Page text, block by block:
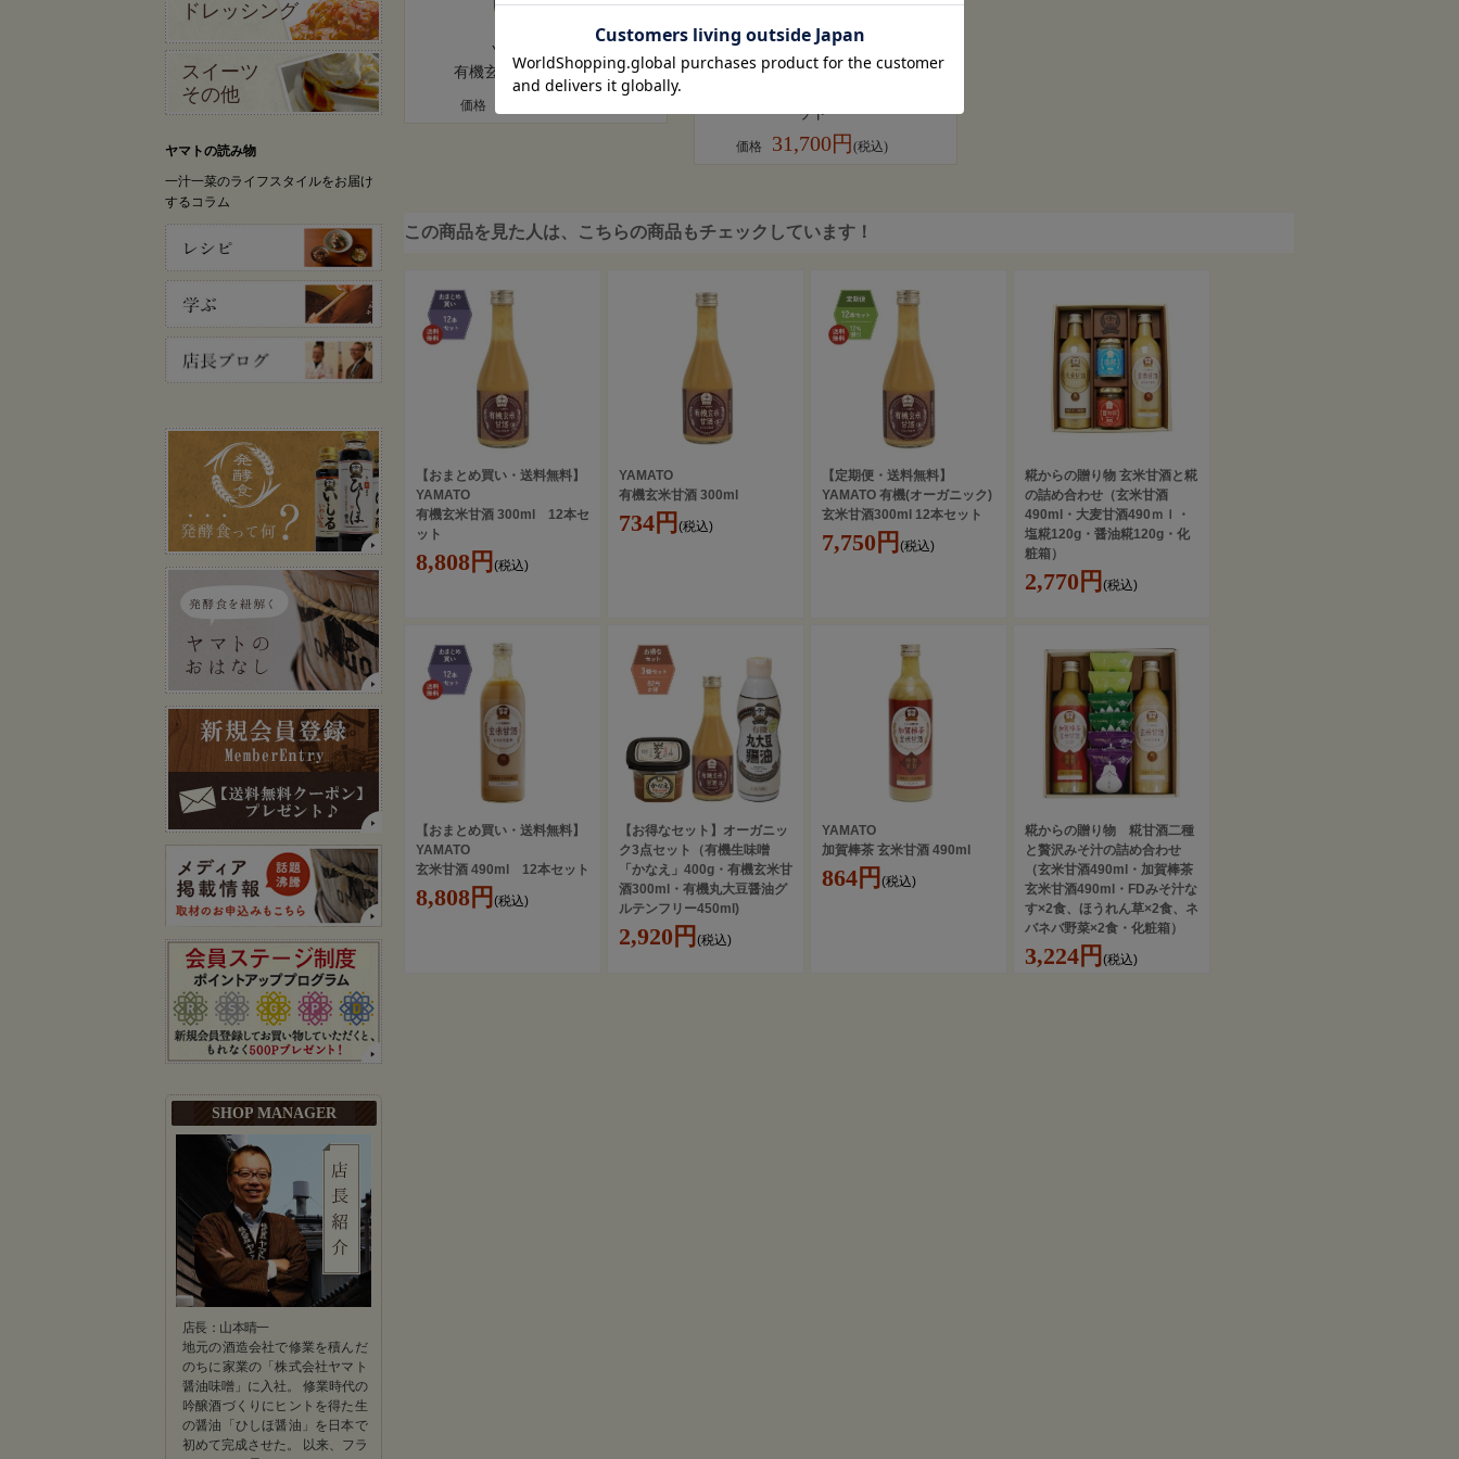
ドレッシング
スイーツ
その他
ヤマトの読み物
一汁一菜のライフスタイルをお届け
するコラム
SHOP MANAGER
店長：山本晴一
地元の酒造会社で修業を積んだ
のちに家業の「株式会社ヤマト
醤油味噌」に入社。 修業時代の
吟醸酒づくりにヒントを得た生
の醤油「ひしほ醤油」を日本で
初めて完成させた。 以来、フラ
YAMATO
有機玄米甘酒 300ml
価格
【おまとめ買い・送料無料】
YAMATO
ット
価格 31,700円 (税込)
この商品を見た人は、こちらの商品もチェックしています！
【おまとめ買い・送料無料】
YAMATO
有機玄米甘酒 300ml 12本セ
ット
8,808円 (税込)
YAMATO
有機玄米甘酒 300ml
734円 (税込)
【定期便・送料無料】
YAMATO 有機(オーガニック)
玄米甘酒300ml 12本セット
7,750円 (税込)
糀からの贈り物 玄米甘酒と糀
の詰め合わせ（玄米甘酒
490ml・大麦甘酒490ｍｌ・
塩糀120g・醤油糀120g・化
粧箱）
2,770円 (税込)
【おまとめ買い・送料無料】
YAMATO
玄米甘酒 490ml 12本セット
8,808円 (税込)
【お得なセット】オーガニッ
ク3点セット（有機生味噌
「かなえ」400g・有機玄米甘
酒300ml・有機丸大豆醤油グ
ルテンフリー450ml)
2,920円 (税込)
YAMATO
加賀棒茶 玄米甘酒 490ml
864円 (税込)
糀からの贈り物 糀甘酒二種
と贅沢みそ汁の詰め合わせ
（玄米甘酒490ml・加賀棒茶
玄米甘酒490ml・FDみそ汁な
す×2食、ほうれん草×2食、ネ
バネバ野菜×2食・化粧箱）
3,224円 (税込)